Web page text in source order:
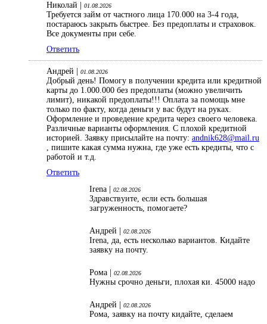
Николай | 01.08.2026
Требуется займ от частного лица 170.000 на 3-4 года,
постараюсь закрыть быстрее. Без предоплаты и страховок.
Все документы при себе.
Ответить
Андрей | 01.08.2026
Добрый день! Помогу в получении кредита или кредитной
карты до 1.000.000 без предоплаты (можно увеличить
лимит), никакой предоплаты!!! Оплата за помощь мне
только по факту, когда деньги у вас будут на руках.
Оформление и проведение кредита через своего человека.
Различные варианты оформления. С плохой кредитной
историей. Заявку присылайте на почту: andnik628@mail.ru
, пишите какая сумма нужна, где уже есть кредиты, что с
работой и т.д.
Ответить
Irena |
02.08.2026
Здравствуите, если есть большая
загруженность, помогаете?
Андрей | 02.08.2026
Irena, да, есть несколько вариантов. Кидайте
заявку на почту.
Рома | 02.08.2026
Нужны срочно деньги, плохая ки. 45000 надо
Андрей | 02.08.2026
Рома, заявку на почту кидайте, сделаем